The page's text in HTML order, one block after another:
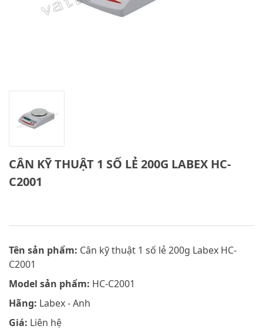
CÂN KỸ THUẬT 1 SỐ LẺ 200G LABEX HC-
C2001
Tên sản phẩm: Cân kỹ thuật 1 số lẻ 200g Labex HC-
C2001
Model sản phẩm: HC-C2001
Hãng: Labex - Anh
Giá: Liên hệ